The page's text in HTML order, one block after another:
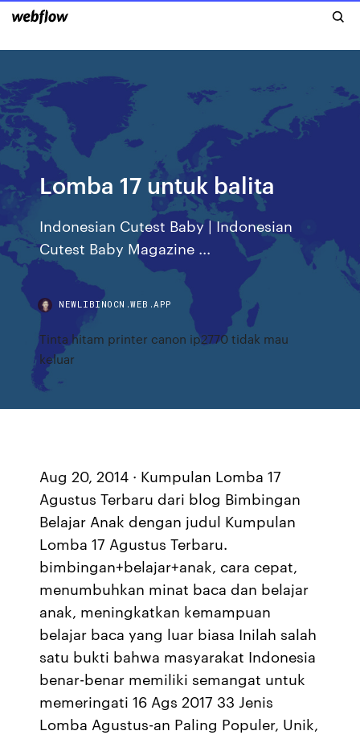
Lomba 17 untuk balita
Indonesian Cutest Baby | Indonesian
Cutest Baby Magazine ...
NEWLIBINOCN.WEB.APP
Tinta hitam printer canon ip2770 tidak mau
keluar
Aug 20, 2014 · Kumpulan Lomba 17
Agustus Terbaru dari blog Bimbingan
Belajar Anak dengan judul Kumpulan
Lomba 17 Agustus Terbaru.
bimbingan+belajar+anak, cara cepat,
menumbuhkan minat baca dan belajar
anak, meningkatkan kemampuan
belajar baca yang luar biasa Inilah salah
satu bukti bahwa masyarakat Indonesia
benar-benar memiliki semangat untuk
memeringati 16 Ags 2017 33 Jenis
Lomba Agustus-an Paling Populer, Unik,